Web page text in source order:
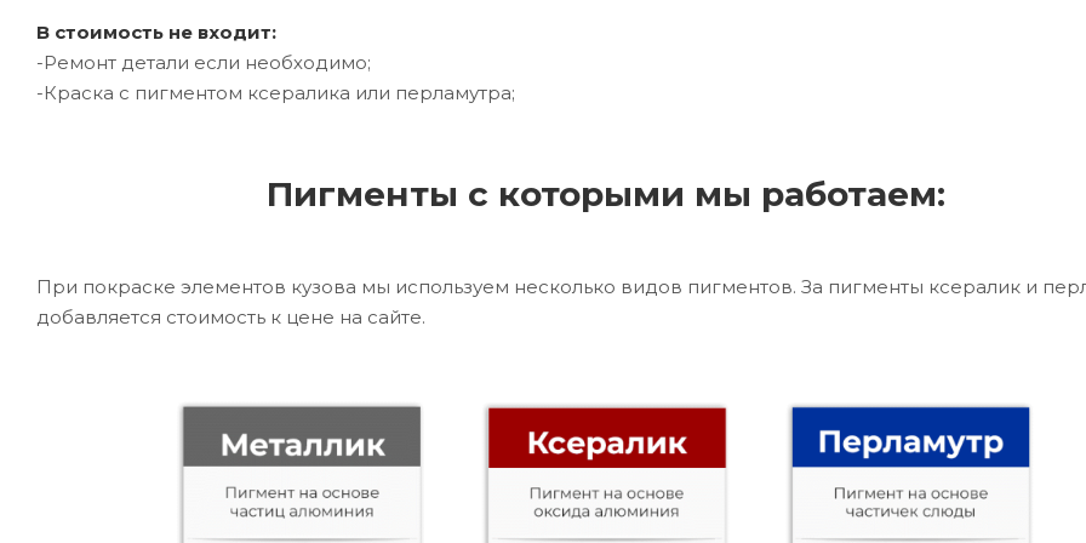
В стоимость не входит:
-Ремонт детали если необходимо;
-Краска с пигментом ксералика или перламутра;
Пигменты с которыми мы работаем:
При покраске элементов кузова мы используем несколько видов пигментов. За пигменты ксералик и
добавляется стоимость к цене на сайте.